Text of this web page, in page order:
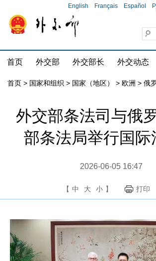
English Français Español
首页 外交部 外交部长 外交动态
首页 > 国家和组织 > 国家（地区） > 欧洲 > 俄
外交部条法司与俄
部条法局举行国际
2026-06-05 16:47
【 中 大 小 】 打印